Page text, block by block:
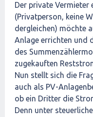
Der private Vermieter
(Privatperson, keine
dergleichen) möchte
Anlage errichten und
des
zugekauften
Nun stellt sich die
auch als PV-
ob ein Dritter die
Denn unter